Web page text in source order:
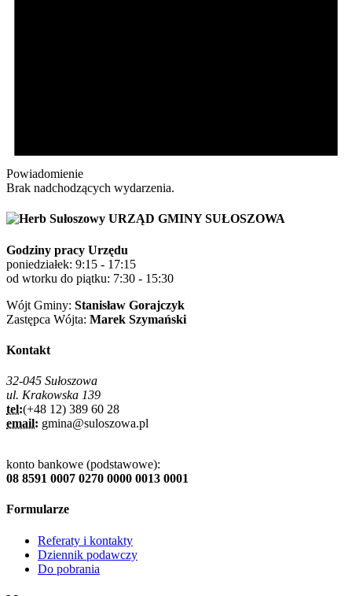
Powiadomienie
Brak nadchodzących wydarzenia.
URZĄD GMINY SUŁOSZOWA
Godziny pracy Urzędu
poniedziałek: 9:15 - 17:15
od wtorku do piątku: 7:30 - 15:30
Wójt Gminy: Stanisław Gorajczyk
Zastępca Wójta: Marek Szymański
Kontakt
32-045 Sułoszowa
ul. Krakowska 139
tel:(+48 12) 389 60 28
email: gmina@suloszowa.pl
konto bankowe (podstawowe):
08 8591 0007 0270 0000 0013 0001
Formularze
Referaty i kontakty
Dziennik podawczy
Do pobrania